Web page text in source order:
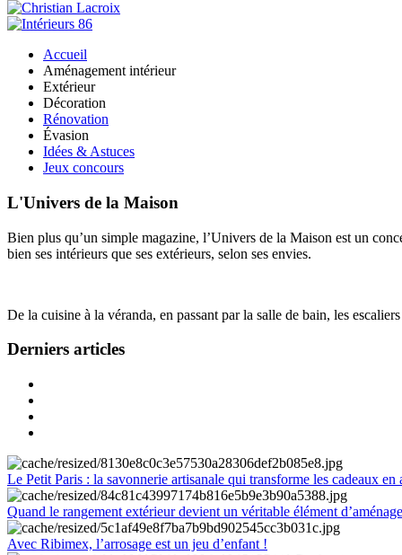
Accueil
Aménagement intérieur
Extérieur
Décoration
Rénovation
Évasion
Idées & Astuces
Jeux concours
L'Univers de la Maison
Bien plus qu’un simple magazine, l’Univers de la Maison est un
bien ses intérieurs que ses extérieurs, selon ses envies.
De la cuisine à la véranda, en passant par la salle de bain, les
Derniers articles
Le Petit Paris : la savonnerie artisanale qui transforme les cadeaux en
Quand le rangement extérieur devient un véritable élément
Avec Ribimex, l’arrosage est un jeu d’enfant !